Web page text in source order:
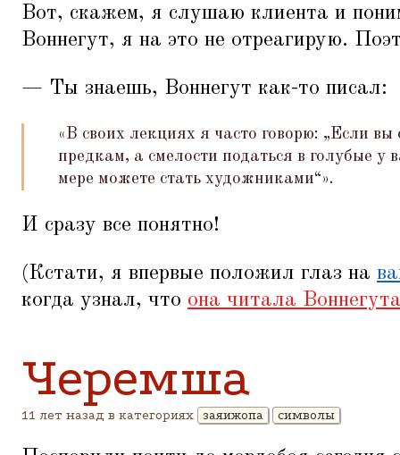
Вот, скажем, я слушаю клиента и
Воннегут, я на это не отреагирую.
— Ты знаешь, Воннегут как-то писал:
«В своих лекциях я часто говорю: „Если вы
предкам, а смелости податься в голубые у
мере можете стать художниками“».
И сразу все понятно!
(Кстати, я впервые положил глаз на
когда узнал, что она читала
Черемша
11 лет назад в категориях заяижопа символы